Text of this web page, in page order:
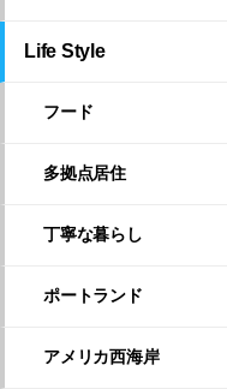
Life Style
フード
多拠点居住
丁寧な暮らし
ポートランド
アメリカ西海岸